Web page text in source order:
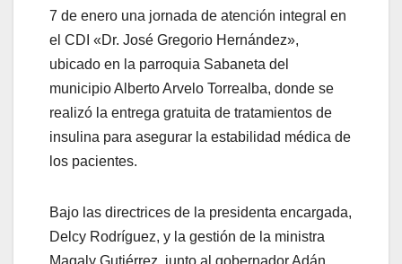
7 de enero una jornada de atención integral en
el CDI «Dr. José Gregorio Hernández»,
ubicado en la parroquia Sabaneta del
municipio Alberto Arvelo Torrealba, donde se
realizó la entrega gratuita de tratamientos de
insulina para asegurar la estabilidad médica de
los pacientes.
Bajo las directrices de la presidenta encargada,
Delcy Rodríguez, y la gestión de la ministra
Magaly Gutiérrez, junto al gobernador Adán